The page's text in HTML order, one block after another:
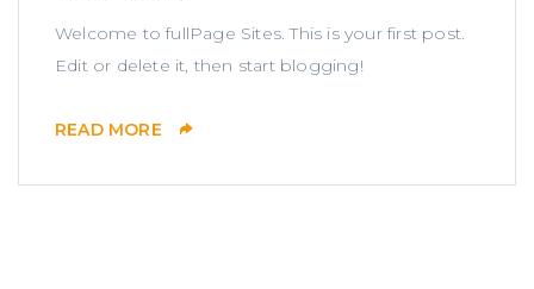
Welcome to fullPage Sites. This is your first post.
Edit or delete it, then start blogging!
READ MORE